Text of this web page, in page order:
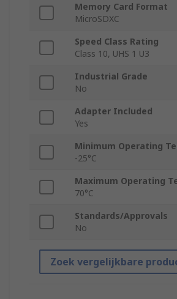
Memory Card Format
MicroSDXC
Speed Class Rating
Class 10, UHS 1 U3
Industrial Grade
No
Adapter Included
Yes
Minimum Operating
-25°C
Maximum Operating
70°C
Standards/Approvals
No
Zoek vergelijkbare